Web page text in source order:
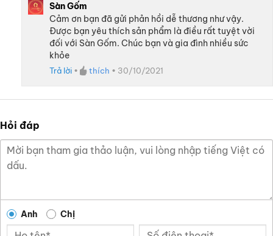
Sàn Gốm
Cảm ơn bạn đã gửi phản hồi dễ thương như vậy.
Được bạn yêu thích sản phẩm là điều rất tuyệt vời
đối với Sàn Gốm. Chúc bạn và gia đình nhiều sức
khỏe
Trả lời • thích • 30/10/2021
Hỏi đáp
Anh Chị